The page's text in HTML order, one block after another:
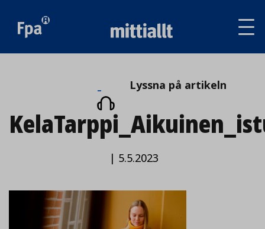
Lyssna
på
artikeln
Lyssna på artikeln
| 5.5.2023